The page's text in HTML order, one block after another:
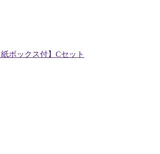
ボックス付】Cセット